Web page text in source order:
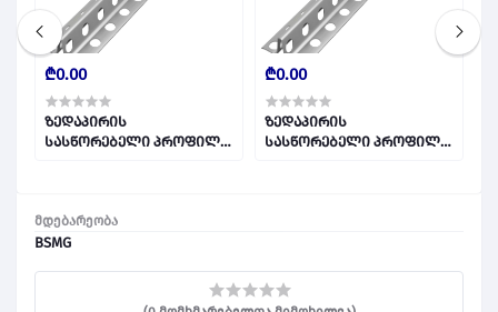
მდებარეობა
BSMG
₾0.00
ზედაპირის
სასწორებელი პროფილი
₾0.00
ზედაპირის
სასწორებელი პროფილი